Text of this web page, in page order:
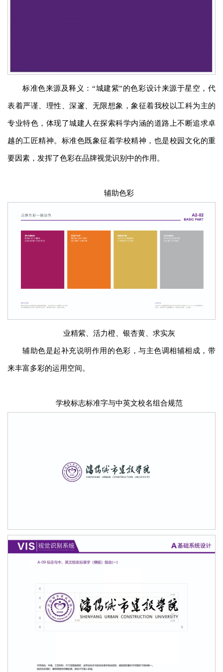
标准色来源及释义：“城建紫”的色彩设计来源于星空，代
表着严谨、理性、深邃、无限想象，象征着我校以工科为主的
专业特色，体现了城建人在探索科学内涵的道路上不断追求卓
越的工匠精神。标准色既象征着学校精神，也是校园文化的重
要因素，发挥了色彩在品牌视觉识别中的作用。
辅助色彩
业精紫、活力橙、银杏黄、求实灰
辅助色是起补充说明作用的色彩，与主色调相辅相成，带
来丰富多彩的运用空间。
学校标志标准字与中英文校名组合规范